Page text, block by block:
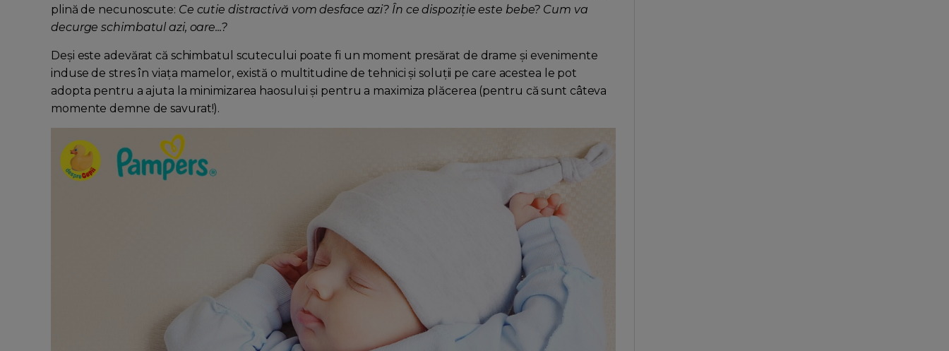
plină de necunoscute: Ce cutie distractivă vom desface azi? În ce dispoziție este bebe? Cum va
decurge schimbatul azi, oare...?
Deși este adevărat că schimbatul scutecului poate fi un moment presărat de drame și evenimente
induse de stres în viața mamelor, există o multitudine de tehnici și soluții pe care acestea le pot
adopta pentru a ajuta la minimizarea haosului și pentru a maximiza plăcerea (pentru că sunt câteva
momente demne de savurat!).